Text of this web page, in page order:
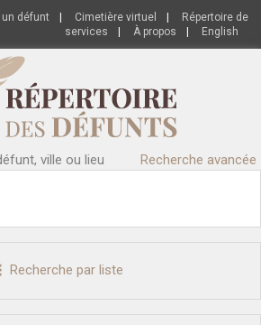
un défunt Cimetière virtuel
Répertoire de
services
À propos English
ville ou lieu Recherche avancée
Recherche par liste